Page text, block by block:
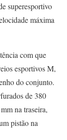
superesportivo
máxima
com que
esportivos M,
do conjunto.
de 380
na traseira,
pistão na